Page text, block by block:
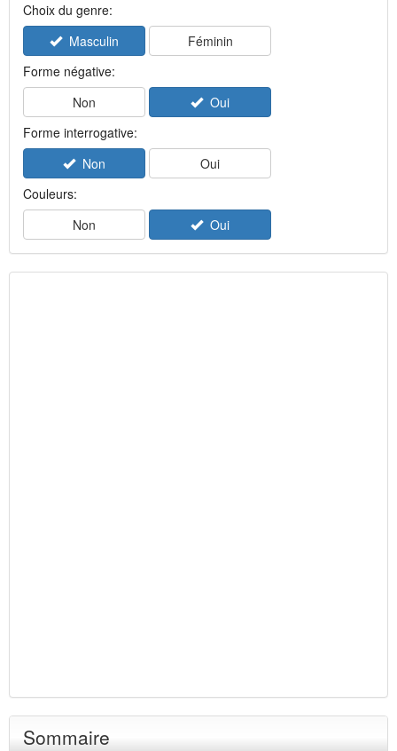
Choix du genre:
Masculin
Féminin
Forme négative:
Non
Oui
Forme interrogative:
Non
Oui
Couleurs:
Non
Oui
Sommaire